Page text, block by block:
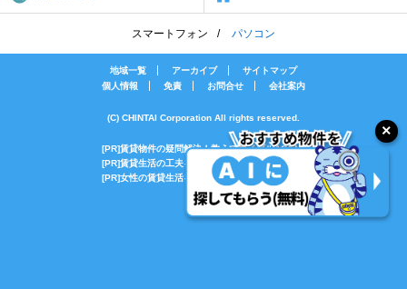
スマートフォン パソコン
地域一覧 アーカイブ
サイトマップ
個人情報
免責 お問合せ 会社案内
(C) CHINTAI Corporation All rights reserved.
[PR]賃貸物件の疑問解決！教えてエイブルAGENT
[PR]賃貸生活の工夫を紹介！CHINTAI情報局
[PR]女性の賃貸生活を応援！Woman.CHINTAI